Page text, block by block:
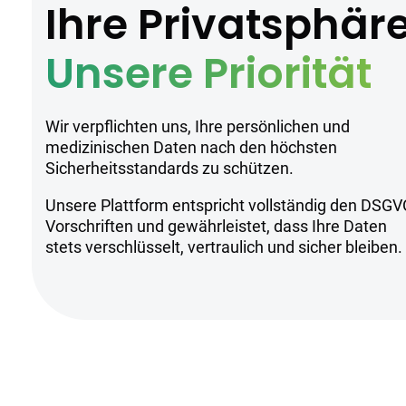
AlephSana produziert Mango Kush
Anbaumethoden eine gleichbleibende
Kühl und trocken lagern
Nur für erfahrene Anwender geeignet
Anwendung unter ärztlicher
Ihre
Unsere Priorität
Wir verpflichten uns, Ihre persönlichen und
medizinischen Daten nach den höchsten
Sicherheitsstandards zu schützen.
Unsere Plattform entspricht vollständig den
Vorschriften und gewährleistet, dass Ihre Daten
stets verschlüsselt, vertraulich und sicher bleiben.